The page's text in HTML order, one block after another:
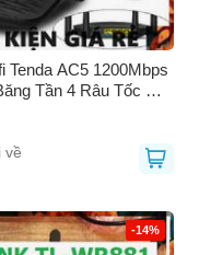
Tenda AC5 1200Mbps
Tần 4 Râu Tốc Độ
Chơi Game và
Dẫn Cài Đặt
về
-14%